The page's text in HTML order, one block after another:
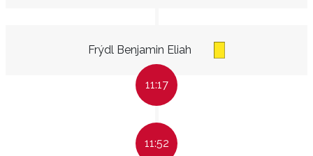
Frýdl Benjamin Eliah
11:17
11:52